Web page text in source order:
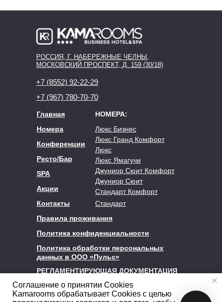
Соглашение о принятии Cookies
Kamarooms обрабатывает Cookies с целью
Главная
НОМЕРА:
Люкс Бизнес
Джуниор Сюит Комфорт
Люкс Гранд Комфорт
Люкс
Люкс Ямагучи
Стандарт
Джуниор Сюит
Номера
Конференции
Ресто/Бар
SPA
Акции
Контакты
Политика обработки персональных
данных в ООО «Пульс»
Политика конфиденциальности
Правила проживания
РОССИЯ, Г. НАБЕРЕЖНЫЕ ЧЕЛНЫ,
МОСКОВСКИЙ ПРОСПЕКТ, Д. 159 (30/18)
+7 (967) 780-70-70
+7 (8552) 92-22-29
РЕГЛАМЕНТИРУЮЩАЯ ДОКУМЕНТАЦИЯ
Стандарт Комфорт